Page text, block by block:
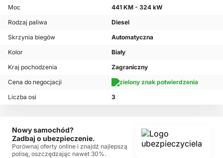
Moc
441 KM - 324 kW
Rodzaj paliwa
Diesel
Skrzynia biegów
Automatyczna
Kolor
Biały
Kraj pochodzenia
Zagraniczny
Cena do negocjacji
Liczba osi
3
Nowy samochód?
Zadbaj o ubezpieczenie.
Porównaj oferty online i znajdź najlepszą
polisę, oszczędzając nawet 30%.